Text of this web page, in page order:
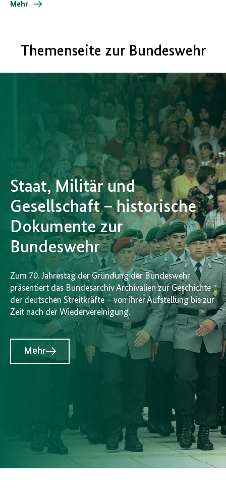
Mehr
Themenseite zur Bundeswehr
Staat, Militär und
Gesellschaft – historische
Dokumente zur
Bundeswehr
Zum 70. Jahrestag der Gründung der Bundeswehr
präsentiert das Bundesarchiv Archivalien zur Geschichte
der deutschen Streitkräfte – von ihrer Aufstellung bis zur
Zeit nach der Wiedervereinigung.
Mehr